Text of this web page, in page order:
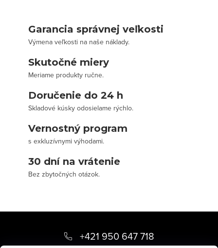
Garancia správnej veľkosti
Výmena veľkosti na naše náklady.
Skutočné miery
Meriame produkty ručne.
Doručenie do 24 h
Skladové kúsky odosielame rýchlo.
Vernostný program
s exkluzívnymi výhodami.
30 dní na vrátenie
Bez zbytočných otázok.
+421 950 647 718